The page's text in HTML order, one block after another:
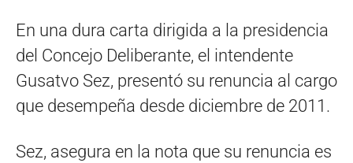
En una dura carta dirigida a la presidencia
del Concejo Deliberante, el intendente
Gusatvo Sez, presentó su renuncia al cargo
que desempeña desde diciembre de 2011.
Sez, asegura en la nota que su renuncia es